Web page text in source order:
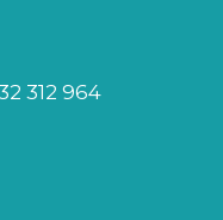
312 964